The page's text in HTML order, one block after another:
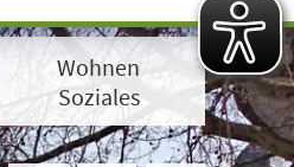
Wohnen
Soziales